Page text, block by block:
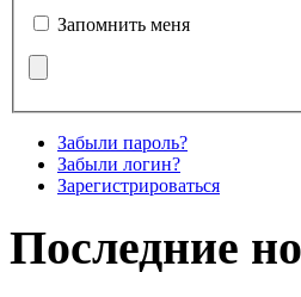
Запомнить меня
Забыли пароль?
Забыли логин?
Зарегистрироваться
Последние